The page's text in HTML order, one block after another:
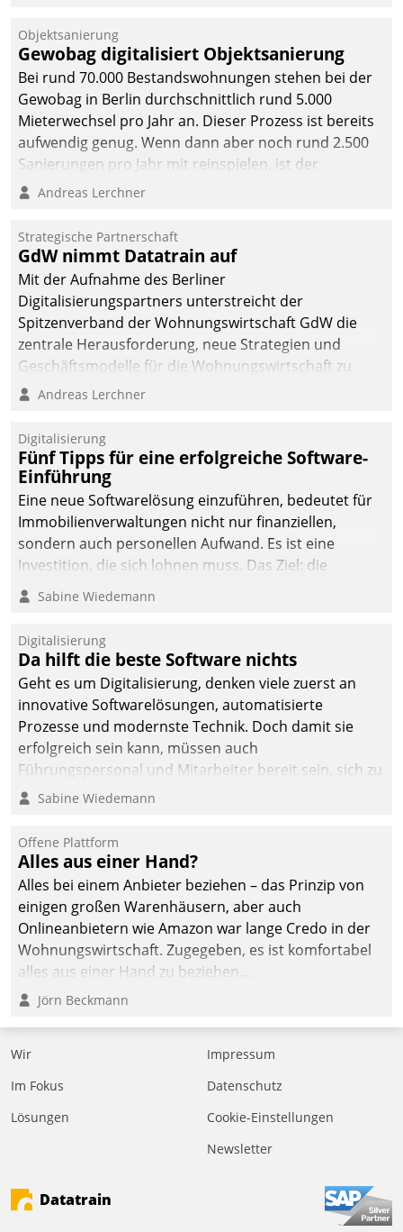
Unternehmen.
Objektsanierung
Gewobag digitalisiert Objektsanierung
Bei rund 70.000 Bestandswohnungen stehen bei der
Gewobag in Berlin durchschnittlich rund 5.000
Mieterwechsel pro Jahr an. Dieser Prozess ist bereits
aufwendig genug. Wenn dann aber noch rund 2.500
Sanierungen pro Jahr mit reinspielen, ist der
Betreuungs- und Organisationsaufwand immens. Im
kommunale Wohnungsbauunternehmen daher
gemeinsam mit der Berliner Datatrain GmbH den
Teilprozess der Objektsanierung digitalisiert.
Andreas Lerchner
Strategische Partnerschaft
GdW nimmt Datatrain auf
Mit der Aufnahme des Berliner
Digitalisierungspartners unterstreicht der
Spitzenverband der Wohnungswirtschaft GdW die
zentrale Herausforderung, neue Strategien und
Geschäftsmodelle für die Wohnungswirtschaft zu
entwickeln.
Andreas Lerchner
Digitalisierung
Fünf Tipps für eine erfolgreiche Software-
Einführung
Eine neue Softwarelösung einzuführen, bedeutet für
Immobilienverwaltungen nicht nur finanziellen,
sondern auch personellen Aufwand. Es ist eine
Investition, die sich lohnen muss. Das Ziel: die
nachhaltige Optimierung der Geschäftsabläufe. Damit
dieses Ziel erreicht wird, sollten einige Grundregeln
Sabine Wiedemann
Digitalisierung
Da hilft die beste Software nichts
Geht es um Digitalisierung, denken viele zuerst an
innovative Softwarelösungen, automatisierte
Prozesse und modernste Technik. Doch damit sie
erfolgreich sein kann, müssen auch
Führungspersonal und Mitarbeiter bereit sein, sich zu
verändern und anzupassen, sonst werden sie an ihr
Sabine Wiedemann
Offene Plattform
Alles aus einer Hand?
Alles bei einem Anbieter beziehen – das Prinzip von
einigen großen Warenhäusern, aber auch
Onlineanbietern wie Amazon war lange Credo in der
Wohnungswirtschaft. Zugegeben, es ist komfortabel
alles aus einer Hand zu beziehen...
Jörn Beckmann
Wir
Im Fokus
Lösungen
Impressum
Datenschutz
Cookie-Einstellungen
Newsletter
Datatrain